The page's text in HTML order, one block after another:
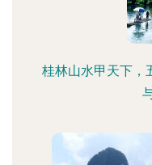
桂林山水甲天下